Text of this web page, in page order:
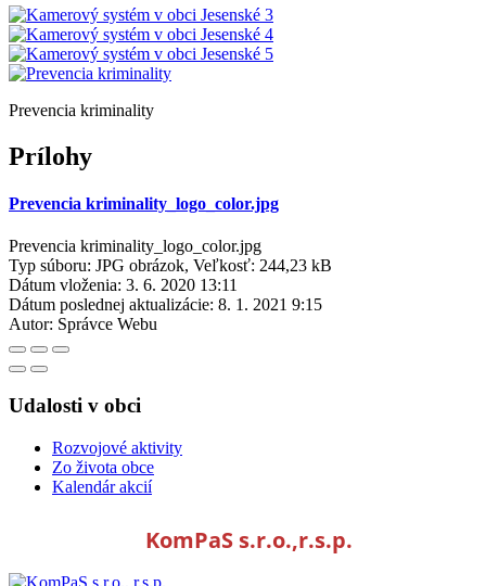
Prevencia kriminality
Prílohy
Prevencia kriminality_logo_color.jpg
Prevencia kriminality_logo_color.jpg
Typ súboru: JPG obrázok, Veľkosť: 244,23 kB
Dátum vloženia: 3. 6. 2020 13:11
Dátum poslednej aktualizácie: 8. 1. 2021 9:15
Autor: Správce Webu
Udalosti v obci
Rozvojové aktivity
Zo života obce
Kalendár akcií
KomPaS s.r.o.,r.s.p.